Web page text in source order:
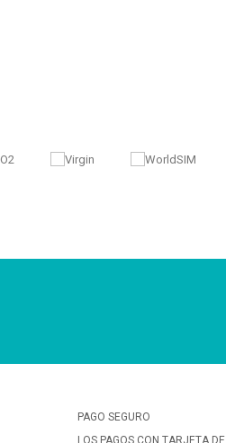
PAGO SEGURO
LOS PAGOS CON TARJETA DE